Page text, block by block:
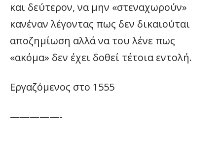
και δεύτερον, να μην «στεναχωρούν»
κανέναν λέγοντας πως δεν δικαιούται
αποζημίωση αλλά να του λένε πως
«ακόμα» δεν έχει δοθεί τέτοια εντολή.
Εργαζόμενος στο 1555
—————-